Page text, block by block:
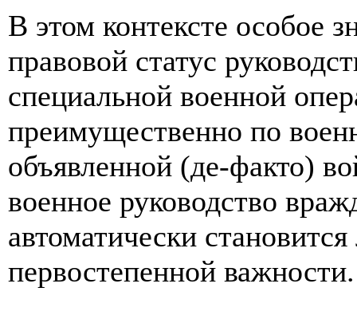
В этом контексте особое
правовой статус
специальной военной
преимущественно по
объявленной (де-факто)
военное руководство
автоматически
первостепенной важности.